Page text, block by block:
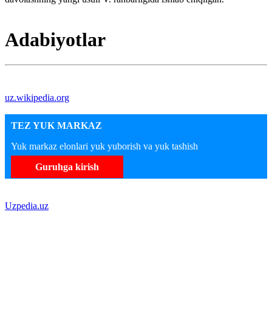
Adabiyotlar
uz.wikipedia.org
TEZ YUK MARKAZ
Yuk markaz elonlari yuk yuborish va yuk tashish
Guruhga kirish
Uzpedia.uz